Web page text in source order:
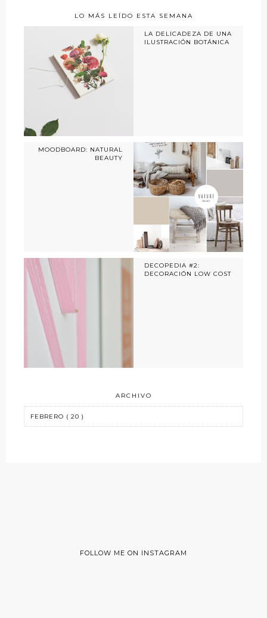
LO MÁS LEÍDO ESTA SEMANA
LA DELICADEZA DE UNA
ILUSTRACIÓN BOTÁNICA
MOODBOARD: NATURAL
BEAUTY
DECOPEDIA #2:
DECORACIÓN LOW COST
ARCHIVO
FOLLOW ME ON INSTAGRAM